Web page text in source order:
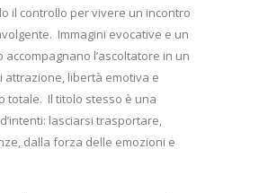
il controllo per vivere un incontro
Immagini evocative e un
accompagnano l’ascoltatore in un
attrazione, libertà emotiva e
totale. Il titolo stesso è una
lasciarsi trasportare,
dalla forza delle emozioni e